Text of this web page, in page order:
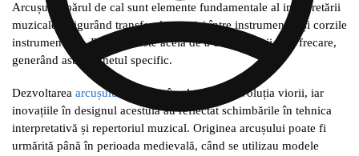
Arcușul și părul de cal sunt elemente fundamentale al interpretării
muzicale, asigurând transferul energiei între instrumentist și corzile
instrumentului. Rolul lor este acela de a crea vibrații prin frecare,
generând astfel sunetul specific.
Dezvoltarea arcușului
a fost strâns legată de evoluția viorii, iar
inovațiile în designul acestuia au reflectat schimbările în tehnica
interpretativă și repertoriul muzical. Originea arcușului poate fi
urmărită până în perioada medievală, când se utilizau modele